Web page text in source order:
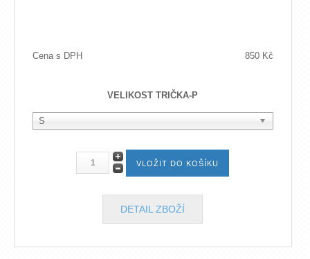
Cena s DPH 850 Kč
VELIKOST TRIČKA-P
S
DETAIL ZBOŽÍ